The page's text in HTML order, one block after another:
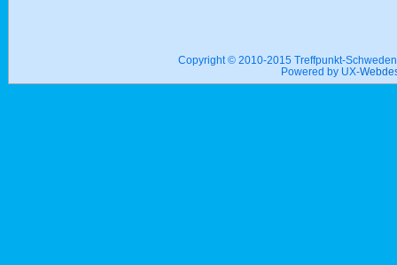
Copyright © 2010-2015 Treffpunkt-
Powered by UX-